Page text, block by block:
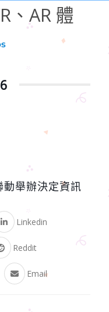
、AR 體
動舉辦決定資訊
Linkedin
Reddit
Email